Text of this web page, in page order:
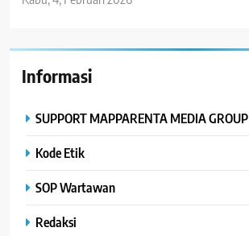
Informasi
SUPPORT MAPPARENTA MEDIA GROUP
Kode Etik
SOP Wartawan
Redaksi